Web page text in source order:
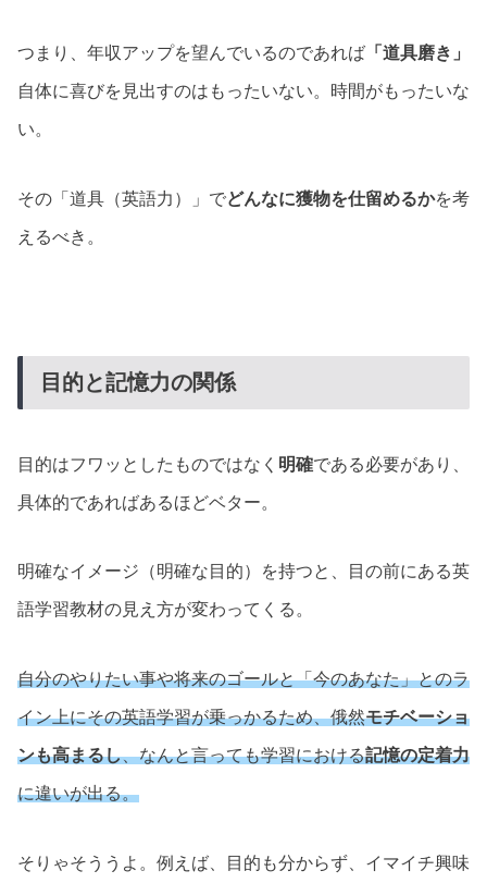
つまり、年収アップを望んでいるのであれば 「道具磨き」
自体に喜びを見出すのはもったいない。時間がもったいな
い。
その「道具（英語力）」でどんなに獲物を仕留めるかを考
えるべき。
目的と記憶力の関係
目的はフワッとしたものではなく 明確である必要があり、
具体的であればあるほどベター。
明確なイメージ（明確な目的）を持つと、目の前にある英
語学習教材の見え方が変わってくる。
自分のやりたい事や将来のゴールと「今のあなた」とのラ
イン上にその英語学習が乗っかるため、俄然モチベーショ
ンも高まるし、なんと言っても学習における記憶の定着力
に違いが出る。
そりゃそううよ。例えば、目的も分からず、イマイチ興味